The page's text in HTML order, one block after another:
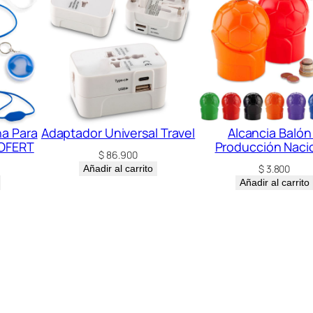
Para Adaptador Universal Travel
$86.900
Añadir al carrito
Alcancia Balón
Producción
$3.800
Añadir al carrito